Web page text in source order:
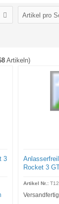
Artikel pro
Artikeln)
3
Rocket 3
Artikel Nr.: